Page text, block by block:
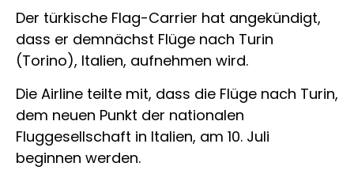
Der türkische Flag-Carrier hat angekündigt,
dass er demnächst Flüge nach Turin
(Torino), Italien, aufnehmen wird.
Die Airline teilte mit, dass die Flüge nach Turin,
dem neuen Punkt der nationalen
Fluggesellschaft in Italien, am 10. Juli
beginnen werden.